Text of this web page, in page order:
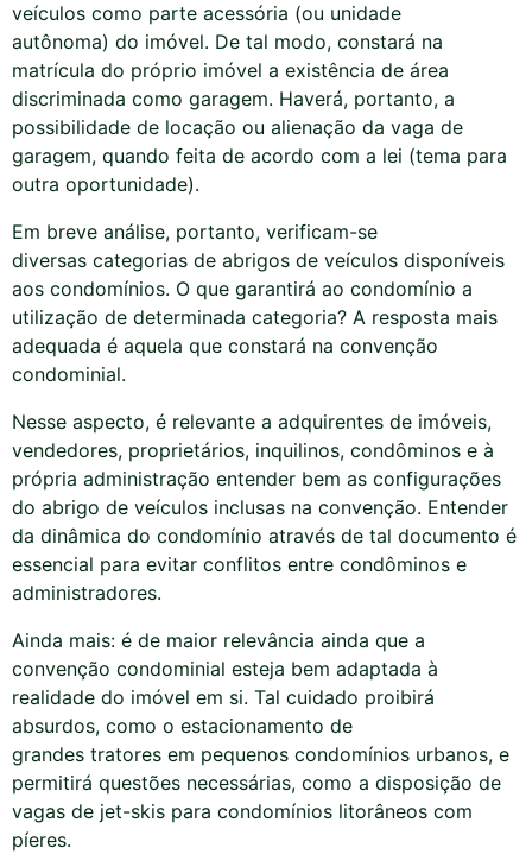
veículos como parte acessória (ou unidade
autônoma) do imóvel. De tal modo, constará na
matrícula do próprio imóvel a existência de área
discriminada como garagem. Haverá, portanto, a
possibilidade de locação ou alienação da vaga de
garagem, quando feita de acordo com a lei (tema para
outra oportunidade).
Em breve análise, portanto, verificam-se
diversas categorias de abrigos de veículos disponíveis
aos condomínios. O que garantirá ao condomínio a
utilização de determinada categoria? A resposta mais
adequada é aquela que constará na convenção
condominial.
Nesse aspecto, é relevante a adquirentes de imóveis,
vendedores, proprietários, inquilinos, condôminos e à
própria administração entender bem as configurações
do abrigo de veículos inclusas na convenção. Entender
da dinâmica do condomínio através de tal documento é
essencial para evitar conflitos entre condôminos e
administradores.
Ainda mais: é de maior relevância ainda que a
convenção condominial esteja bem adaptada à
realidade do imóvel em si. Tal cuidado proibirá
absurdos, como o estacionamento de
grandes tratores em pequenos condomínios urbanos, e
permitirá questões necessárias, como a disposição de
vagas de jet-skis para condomínios litorâneos com
píeres.